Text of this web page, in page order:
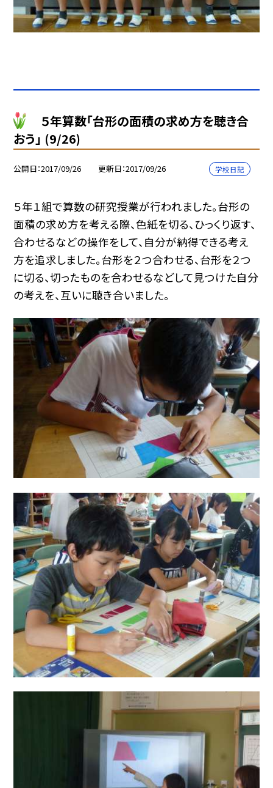
５年算数「台形の面積の求め方を聴き合
おう」 (9/26)
公開日 2017/09/26 更新日 2017/09/26 学校日記
５年１組で算数の研究授業が行われました。台形の
面積の求め方を考える際、色紙を切る、ひっくり返す、
合わせるなどの操作をして、自分が納得できる考え
方を追求しました。台形を２つ合わせる、台形を２つ
に切る、切ったものを合わせるなどして見つけた自分
の考えを、互いに聴き合いました。